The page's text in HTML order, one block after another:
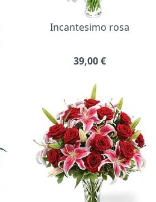
Incantesimo rosa
39,00€